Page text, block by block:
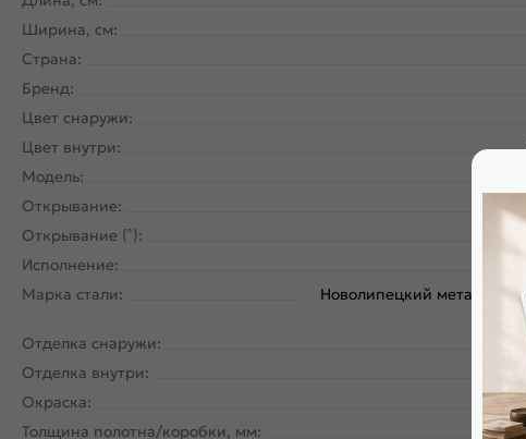
Ширина, см:
Страна:
Бренд:
Цвет снаружи:
Цвет внутри:
Модель:
Открывание:
Открывание (˚):
Исполнение:
Марка стали:
Новолипецкий
Отделка снаружи:
Отделка внутри:
Окраска:
Толщина полотна/коробки, мм: